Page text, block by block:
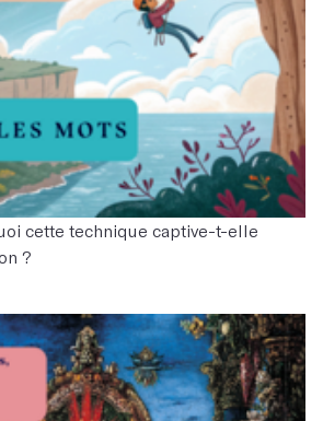
cette technique captive-t-elle
?